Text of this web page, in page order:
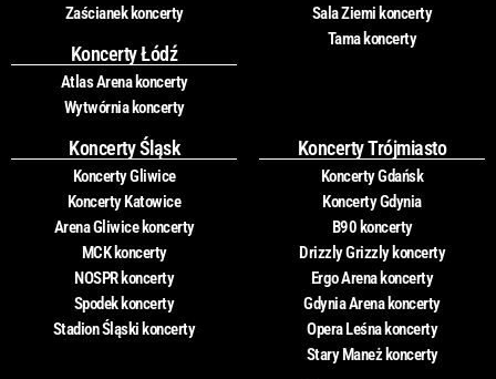
Zaścianek koncerty
Koncerty Łódź
Atlas Arena koncerty
Wytwórnia koncerty
Sala Ziemi koncerty
Tama koncerty
Koncerty Śląsk
Koncerty Gliwice
Koncerty Katowice
Arena Gliwice koncerty
MCK koncerty
NOSPR koncerty
Spodek koncerty
Stadion Śląski koncerty
Koncerty Trójmiasto
Koncerty Gdańsk
Koncerty Gdynia
B90 koncerty
Drizzly Grizzly koncerty
Ergo Arena koncerty
Gdynia Arena koncerty
Opera Leśna koncerty
Stary Maneż koncerty